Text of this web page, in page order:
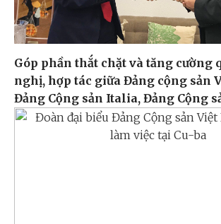
Góp phần thắt chặt và tăng cường
nghị, hợp tác giữa Đảng cộng sản
Đảng Cộng sản Italia, Đảng Cộng